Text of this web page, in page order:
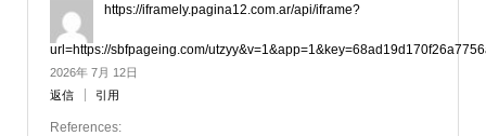
https://iframely.pagina12.com.ar/api/iframe?
url=https://sbfpageing.com/
2026年 7月 12日
返信
引用
References: